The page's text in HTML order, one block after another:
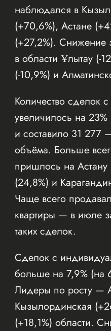
наблюдался в
(+70,6%), Астане
(+27,2%). Снижение
в области Ұлытау (-
(-10,9%) и
Количество сделок
увеличилось на
и составило 31 277
объёма. Больше
пришлось на
(24,8%) и
Чаще всего
квартиры — в июле
таких сделок.
Сделок с
больше на 7,9% (на
Лидеры по росту —
Кызылординская
(+18,1%) области.